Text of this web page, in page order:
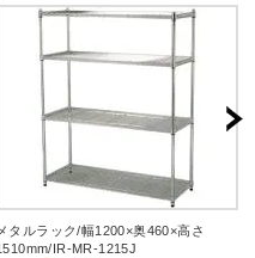
メタルラック/幅1200×奥460×高さ
IR-MR-1215J